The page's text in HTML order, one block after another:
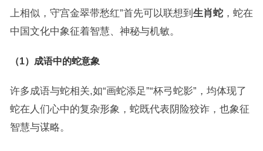
上相似，守宫金翠带愁红”首先可以联想到 生肖蛇，蛇在
中国文化中象征着智慧、神秘与机敏。
（1）成语中的蛇意象
许多成语与蛇相关,如“画蛇添足”“杯弓蛇影”，均体现了
蛇在人们心中的复杂形象，蛇既代表阴险狡诈，也象征
智慧与谋略。